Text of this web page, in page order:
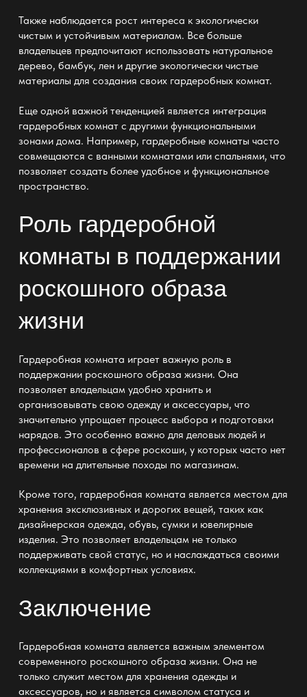
Также наблюдается рост интереса к экологически
чистым и устойчивым материалам. Все больше
владельцев предпочитают использовать натуральное
дерево, бамбук, лен и другие экологически чистые
материалы для создания своих гардеробных комнат.
Еще одной важной тенденцией является интеграция
гардеробных комнат с другими функциональными
зонами дома. Например, гардеробные комнаты часто
совмещаются с ванными комнатами или спальнями, что
позволяет создать более удобное и функциональное
пространство.
Роль гардеробной
комнаты в поддержании
роскошного образа
жизни
Гардеробная комната играет важную роль в
поддержании роскошного образа жизни. Она
позволяет владельцам удобно хранить и
организовывать свою одежду и аксессуары, что
значительно упрощает процесс выбора и подготовки
нарядов. Это особенно важно для деловых людей и
профессионалов в сфере роскоши, у которых часто нет
времени на длительные походы по магазинам.
Кроме того, гардеробная комната является местом для
хранения эксклюзивных и дорогих вещей, таких как
дизайнерская одежда, обувь, сумки и ювелирные
изделия. Это позволяет владельцам не только
поддерживать свой статус, но и наслаждаться своими
коллекциями в комфортных условиях.
Заключение
Гардеробная комната является важным элементом
современного роскошного образа жизни. Она не
только служит местом для хранения одежды и
аксессуаров, но и является символом статуса и